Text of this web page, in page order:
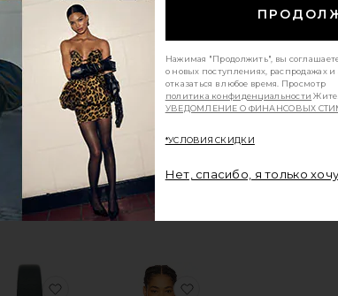
price:
CRYSTAL
STUDIO
Sale price:
Previous price:
ШИРОКИЕ БРЮКИ 99
Abrand
НА КОСТОЧКАХ MINDY
MINDY
избранноеЧАСЫ С КОЖАНЫМ
Нажимая "Продолжить", вы
о новых поступлениях, распродажах
отказаться в любое время. Просмотр
политика конфиденциальности
УВЕДОМЛЕНИЕ О ФИНАНСОВЫХ
*УСЛОВИЯ СКИДКИ
Нет, спасибо, я только